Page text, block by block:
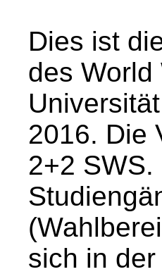
Dies ist
des World
2016. Die
2+2
sich in der